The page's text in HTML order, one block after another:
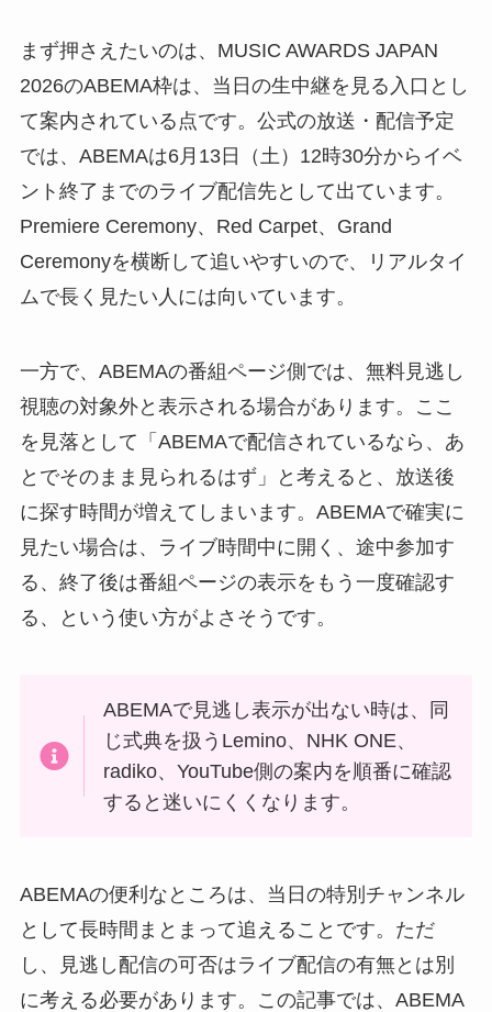
まず押さえたいのは、MUSIC AWARDS JAPAN
2026のABEMA枠は、当日の生中継を見る入口とし
て案内されている点です。公式の放送・配信予定
では、ABEMAは6月13日（土）12時30分からイベ
ント終了までのライブ配信先として出ています。
Premiere Ceremony、Red Carpet、Grand
Ceremonyを横断して追いやすいので、リアルタイ
ムで長く見たい人には向いています。
一方で、ABEMAの番組ページ側では、無料見逃し
視聴の対象外と表示される場合があります。ここ
を見落として「ABEMAで配信されているなら、あ
とでそのまま見られるはず」と考えると、放送後
に探す時間が増えてしまいます。ABEMAで確実に
見たい場合は、ライブ時間中に開く、途中参加す
る、終了後は番組ページの表示をもう一度確認す
る、という使い方がよさそうです。
ABEMAで見逃し表示が出ない時は、同
じ式典を扱うLemino、NHK ONE、
radiko、YouTube側の案内を順番に確認
すると迷いにくくなります。
ABEMAの便利なところは、当日の特別チャンネル
として長時間まとまって追えることです。ただ
し、見逃し配信の可否はライブ配信の有無とは別
に考える必要があります。この記事では、ABEMA